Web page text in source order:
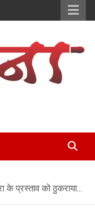
के प्रस्ताव को ठुकराया…